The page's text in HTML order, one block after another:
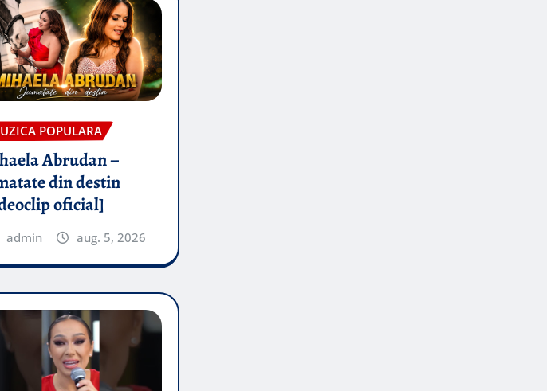
POPULARA
Abrudan –
din destin
oficial]
admin aug. 5, 2026